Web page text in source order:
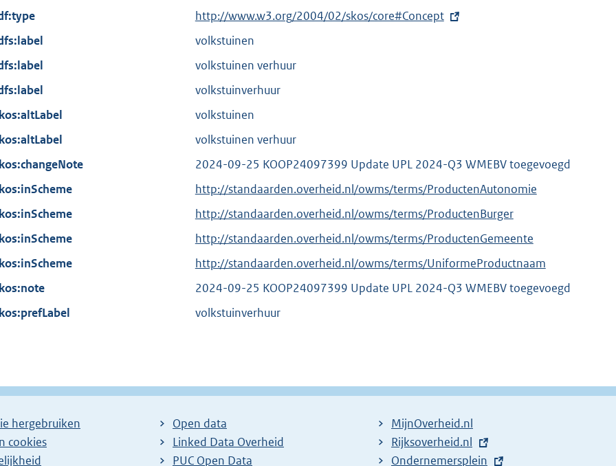
e
r
l
i
:
x
e
r
l
i
n
:
E
e
r
l
i
n
:
http://www.w3.org/2004/02/skos/core#Concept
volkstuinen
volkstuinen verhuur
volkstuinverhuur
volkstuinen
volkstuinen verhuur
2024-09-25 KOOP24097399 Update UPL 2024-Q3 WMEBV toegevoegd
http://standaarden.overheid.nl/owms/terms/ProductenAutonomie
http://standaarden.overheid.nl/owms/terms/ProductenBurger
http://standaarden.overheid.nl/owms/terms/ProductenGemeente
http://standaarden.overheid.nl/owms/terms/UniformeProductnaam
2024-09-25 KOOP24097399 Update UPL 2024-Q3 WMEBV toegevoegd
volkstuinverhuur
hergebruiken
cookies
Open data
Linked Data Overheid
PUC Open Data
MijnOverheid.nl
E
x
Rijksoverheid.nl
E
Ondernemersplein